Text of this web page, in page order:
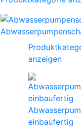
anzeigen
einbaufertig